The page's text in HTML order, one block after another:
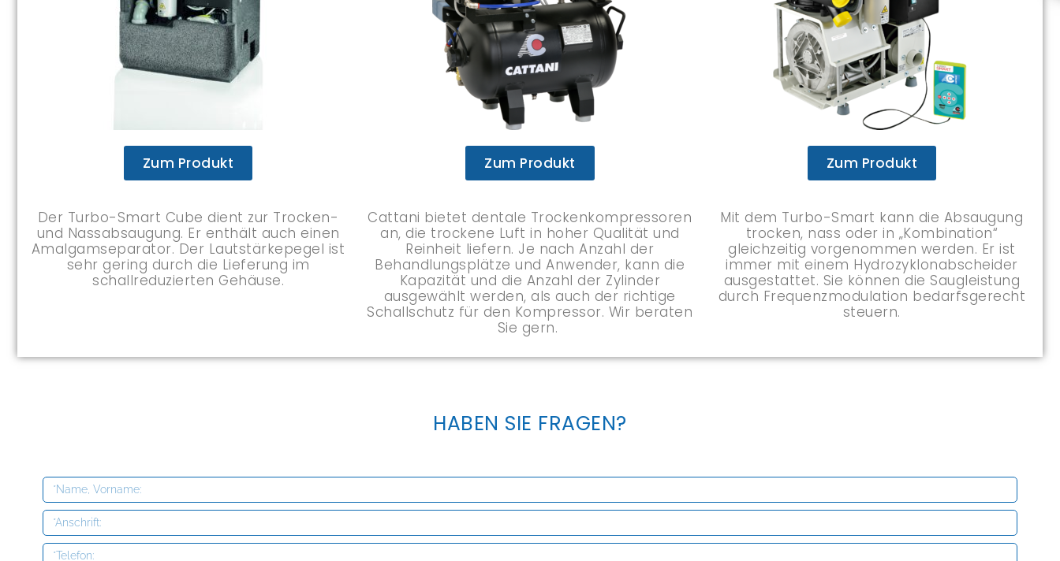
Zum Produkt
Der Turbo-Smart Cube dient zur Trocken-
und Nassabsaugung. Er enthält auch einen
Amalgamseparator. Der Lautstärkepegel ist
sehr gering durch die Lieferung im
schallreduzierten Gehäuse.
Zum Produkt
Cattani bietet dentale Trockenkompressoren
an, die trockene Luft in hoher Qualität und
Reinheit liefern. Je nach Anzahl der
Behandlungsplätze und Anwender, kann die
Kapazität und die Anzahl der Zylinder
ausgewählt werden, als auch der richtige
Schallschutz für den Kompressor. Wir beraten
Sie gern.
Zum Produkt
Mit dem Turbo-Smart kann die Absaugung
trocken, nass oder in „Kombination“
gleichzeitig vorgenommen werden. Er ist
immer mit einem Hydrozyklonabscheider
ausgestattet. Sie können die Saugleistung
durch Frequenzmodulation bedarfsgerecht
steuern.
HABEN SIE FRAGEN?